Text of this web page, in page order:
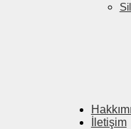
İletişim